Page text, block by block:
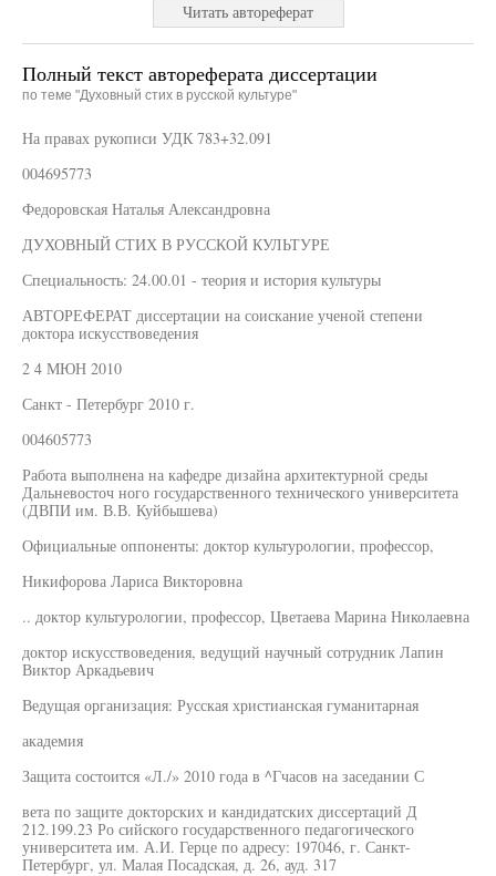
Читать автореферат
Полный текст автореферата диссертации
по теме "Духовный стих в русской культуре"
На правах рукописи УДК 783+32.091
004695773
Федоровская Наталья Александровна
ДУХОВНЫЙ СТИХ В РУССКОЙ КУЛЬТУРЕ
Специальность: 24.00.01 - теория и история культуры
АВТОРЕФЕРАТ диссертации на соискание ученой степени
доктора искусствоведения
2 4 МЮН 2010
Санкт - Петербург 2010 г.
004605773
Работа выполнена на кафедре дизайна архитектурной среды
Дальневосточ ного государственного технического университета
(ДВПИ им. В.В. Куйбышева)
Официальные оппоненты: доктор культурологии, профессор,
Никифорова Лариса Викторовна
.. доктор культурологии, профессор, Цветаева Марина Николаевна
доктор искусствоведения, ведущий научный сотрудник Лапин
Виктор Аркадьевич
Ведущая организация: Русская христианская гуманитарная
академия
Защита состоится «Л./» 2010 года в ^Гчасов на заседании С
вета по защите докторских и кандидатских диссертаций Д
212.199.23 Ро сийского государственного педагогического
университета им. А.И. Герце по адресу: 197046, г. Санкт-
Петербург, ул. Малая Посадская, д. 26, ауд. 317